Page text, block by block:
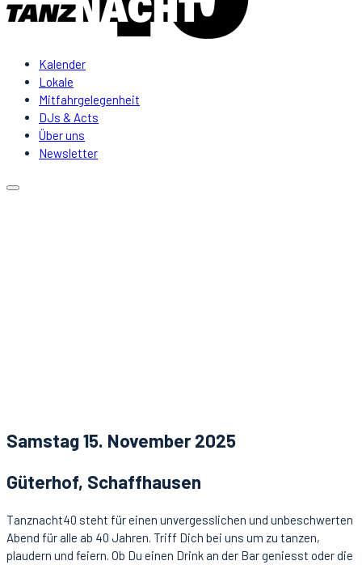
Kalender
Lokale
Mitfahrgelegenheit
DJs & Acts
Über uns
Newsletter
Samstag 15. November 2025
Güterhof, Schaffhausen
Tanznacht40 steht für einen unvergesslichen und unbeschwerten
Abend für alle ab 40 Jahren. Triff Dich bei uns um zu tanzen,
plaudern und feiern. Ob Du einen Drink an der Bar geniesst oder die